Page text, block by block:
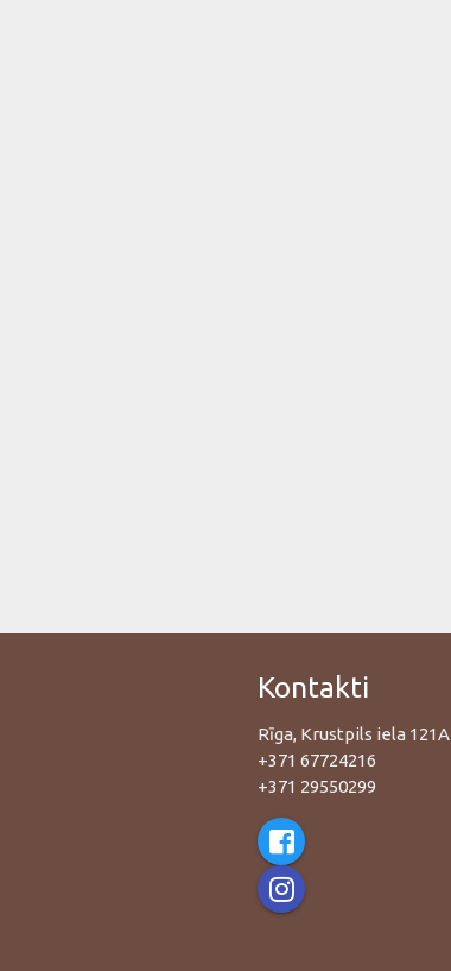
Kontakti
Rīga, Krustpils iela 121A
+371 67724216
+371 29550299